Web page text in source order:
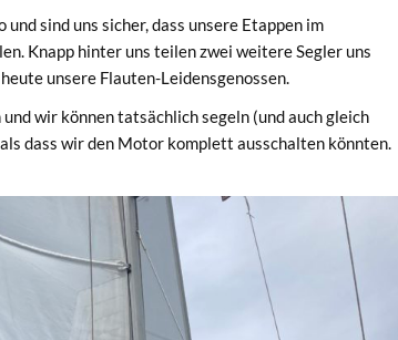
sind uns sicher, dass unsere Etappen im
Knapp hinter uns teilen zwei weitere Segler uns
unsere Flauten-Leidensgenossen.
wir können tatsächlich segeln (und auch gleich
dass wir den Motor komplett ausschalten könnten.